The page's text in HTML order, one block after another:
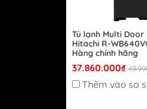
Tủ lạnh Multi
Hitachi R-
Hàng chính hãng
37.860.000₫
Thêm vào so